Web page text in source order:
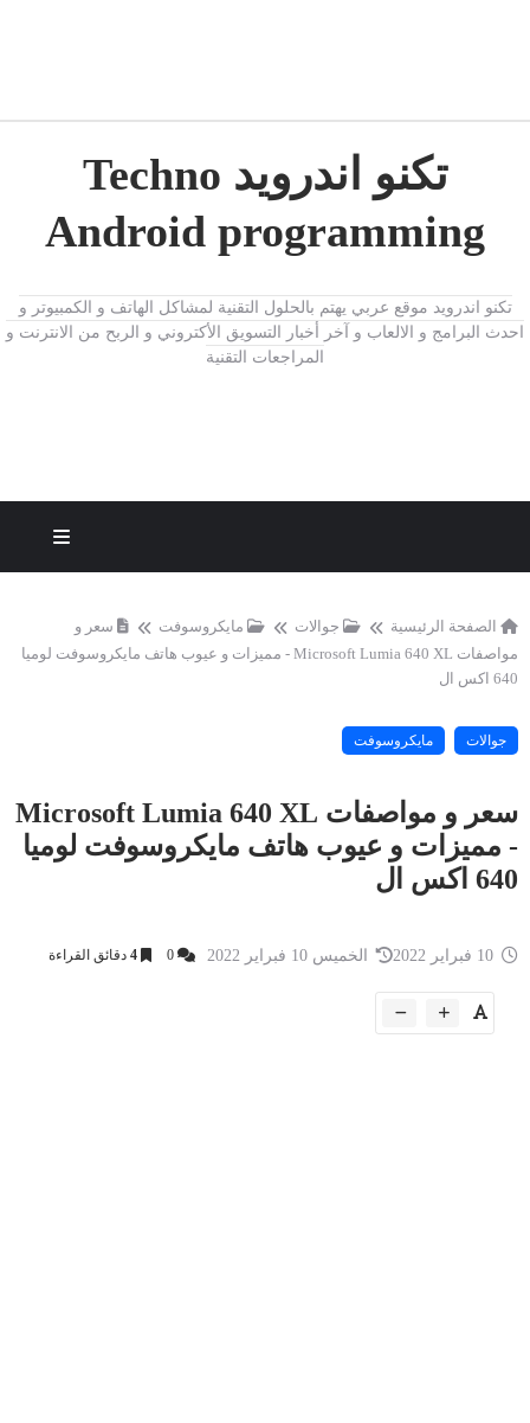
تكنو اندرويد Techno
Android programming
تكنو اندرويد موقع عربي يهتم بالحلول التقنية لمشاكل الهاتف و الكمبيوتر و
احدث البرامج و الالعاب و آخر أخبار التسويق الأكتروني و الربح من الانترنت و
المراجعات التقنية
الصفحة الرئيسية جوالات مايكروسوفت
سعر و
مواصفات Microsoft Lumia 640 XL - مميزات و عيوب هاتف مايكروسوفت لوميا
640 اكس ال
جوالات مايكروسوفت
سعر و مواصفات Microsoft Lumia 640 XL
- مميزات و عيوب هاتف مايكروسوفت لوميا
640 اكس ال
الخميس 10 فبراير 2022 0
4 دقائق القراءة